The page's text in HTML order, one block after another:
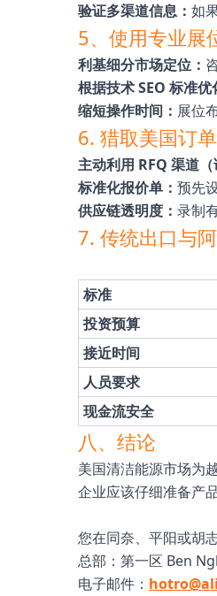
验证多渠道信息： 如
5、使用专业展
利基细分市场定位：
根据技术 SEO 标准优
缩短操作时间： 展位
6. 猎取美国订
主动利用 RFQ 渠道（
标准化报价单： 预先
供应链透明度： 录制
7. 传统出口与
标准
投资预算
接近时间
人员要求
现金流安全
八、结论
美国清洁能源市场为
企业应该仔细准备产
您在同奈、平阳或胡
总部：第一区 Ben
电子邮件：